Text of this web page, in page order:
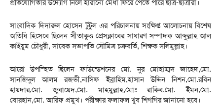
প্রতিযোগিতার উদ্যোগ নিলে হারানো মেধা ফিরে পেতে পারে ছাত্র-ছাত্রীরা।
সাংবাদিক দিদারুল হোসেন টুটুল এর পরিচালনায় সংক্ষিপ্ত আলোচনায় বিশেষ
অতিধি হিসেবে ছিলেন সীতাকুণ্ড প্রেসক্লাবের সাধারণ সম্পাদক আব্দুল্লাহ আল
কাইয়ুম চৌধুরী, সাবেক সভাপতি সৌমিত্র চক্রবর্তি, শিক্ষক সলিমুল্লাহ।
আরো উপস্হিত ছিলেন ফাউন্ডেশনের মো. নুর মোহাম্মদ জাহেদ,মো.
সানজিদুল আলম রজভী,নাসিফ ইব্রাহিম,হাসান উদ্দিন নিশন,মো.রবিন
হায়দার,মো. জুবায়েদ,মো. মাহমুল্লাহ,মোঃ রাকিব,মো. ইমন,মো.
বোরহান,মো. আরিফ প্রমুখ। পরীক্ষার ফলাফল খুব শিগগির জানানো হবে।